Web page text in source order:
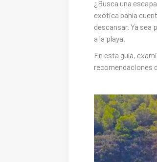
¿Busca una
exótica bahía
descansar. Ya sea
a la playa.
En esta guía,
recomendaciones